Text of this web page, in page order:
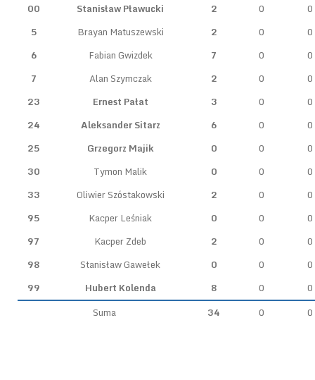
00
Stanisław Pławucki 2 0
0
5
Brayan Matuszewski 2 0
0
6
Fabian Gwizdek 7 0
0
7
Alan Szymczak 2 0
0
23
Ernest Pałat 3 0
0
24
Aleksander Sitarz 6 0
0
25
Grzegorz Majik 0 0
0
30
Tymon Malik 0 0
0
33
Oliwier Szóstakowski 2 0
0
95
Kacper Leśniak 0 0
0
97
Kacper Zdeb 2 0
0
98
Stanisław Gawełek 0 0
0
99
Hubert Kolenda 8 0
0
Suma
34 0 0